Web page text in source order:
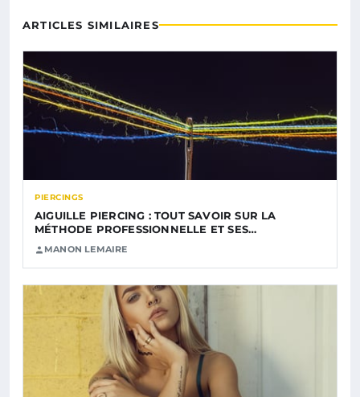
ARTICLES SIMILAIRES
PIERCINGS
AIGUILLE PIERCING : TOUT SAVOIR SUR LA
MÉTHODE PROFESSIONNELLE ET SES…
MANON LEMAIRE